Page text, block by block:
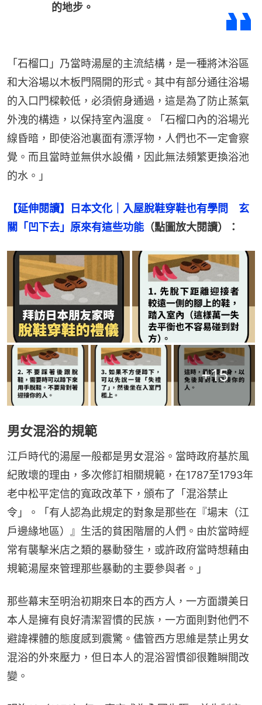
的地步。
「石榴口」乃當時湯屋的主流結構，是一種將沐浴區
和大浴場以木板門隔開的形式。其中有部分通往浴場
的入口門樑較低，必須俯身通過，這是為了防止蒸氣
外洩的構造，以保持室內溫度。「石榴口內的浴場光
線昏暗，即使浴池裏面有漂浮物，人們也不一定會察
覺。而且當時並無供水設備，因此無法頻繁更換浴池
的水。」
【延伸閱讀】日本文化｜入屋脫鞋穿鞋也有學問　玄
關「凹下去」原來有這些功能（點圖放大閱讀）：
+15
男女混浴的規範
江戶時代的湯屋一般都是男女混浴。當時政府基於風
紀敗壞的理由，多次修訂相關規範，在1787至1793年
老中松平定信的寬政改革下，頒布了「混浴禁止
令」。「有人認為此規定的對象是那些在『場末（江
戶邊緣地區）』生活的貧困階層的人們。由於當時經
常有襲擊米店之類的暴動發生，或許政府當時想藉由
規範湯屋來管理那些暴動的主要參與者。」
那些幕末至明治初期來日本的西方人，一方面讚美日
本人是擁有良好清潔習慣的民族，一方面則對他們不
避諱裸體的態度感到震驚。儘管西方思維是禁止男女
混浴的外來壓力，但日本人的混浴習慣卻很難瞬間改
變。